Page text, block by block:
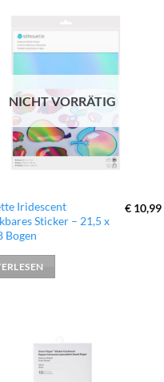
Wunschliste
NICHT VORRÄTIG
Iridescent
Sticker – 21,5 x
Bogen
€10,99